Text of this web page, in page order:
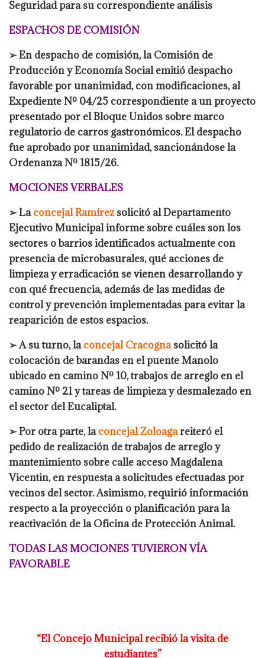
Seguridad para su correspondiente análisis
ESPACHOS DE COMISIÓN
➢ En despacho de comisión, la Comisión de
Producción y Economía Social emitió despacho
favorable por unanimidad, con modificaciones, al
Expediente Nº 04/25 correspondiente a un proyecto
presentado por el Bloque Unidos sobre marco
regulatorio de carros gastronómicos. El despacho
fue aprobado por unanimidad, sancionándose la
Ordenanza Nº 1815/26.
MOCIONES VERBALES
➢ Laconcejal Ramírezsolicitó al Departamento
Ejecutivo Municipal informe sobre cuáles son los
sectores o barrios identificados actualmente con
presencia de microbasurales, qué acciones de
limpieza y erradicación se vienen desarrollando y
con qué frecuencia, además de las medidas de
control y prevención implementadas para evitar la
reaparición de estos espacios.
➢ A su turno, laconcejal Cracognasolicitó la
colocación de barandas en el puente Manolo
ubicado en camino Nº 10, trabajos de arreglo en el
camino Nº 21 y tareas de limpieza y desmalezado en
el sector del Eucaliptal.
➢ Por otra parte, laconcejal Zoloagareiteró el
pedido de realización de trabajos de arreglo y
mantenimiento sobre calle acceso Magdalena
Vicentin, en respuesta a solicitudes efectuadas por
vecinos del sector. Asimismo, requirió información
respecto a la proyección o planificación para la
reactivación de la Oficina de Protección Animal.
TODAS LAS MOCIONES TUVIERON VÍA
FAVORABLE
“El Concejo Municipal recibió la visita de
estudiantes”